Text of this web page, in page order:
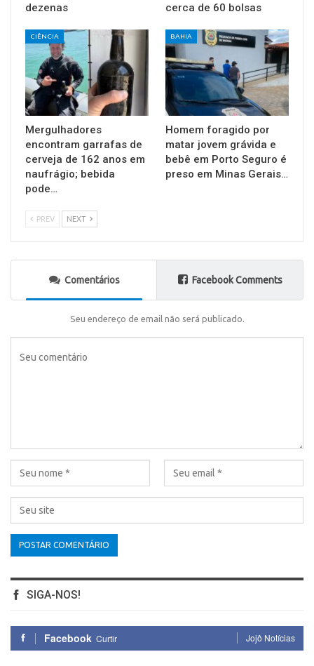
dezenas
cerca de 60 bolsas
CIÊNCIA
Mergulhadores
encontram garrafas de
cerveja de 162 anos em
naufrágio; bebida
pode…
BAHIA
Homem foragido por
matar jovem grávida e
bebê em Porto Seguro é
preso em Minas Gerais…
PREV NEXT
Comentários Facebook Comments
Seu endereço de email não será publicado.
SIGA-NOS!
Facebook Curtir Jojô Notícias